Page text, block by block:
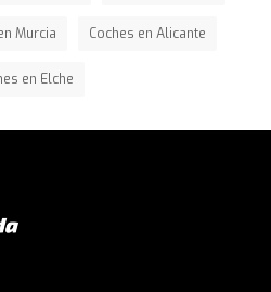
Murcia Coches en Alicante
en Elche